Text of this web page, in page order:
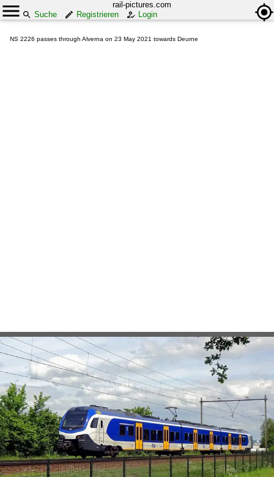
rail-pictures.com
Suche
Registrieren Login
NS 2226 passes through Alverna on 23 May 2021 towards Deurne